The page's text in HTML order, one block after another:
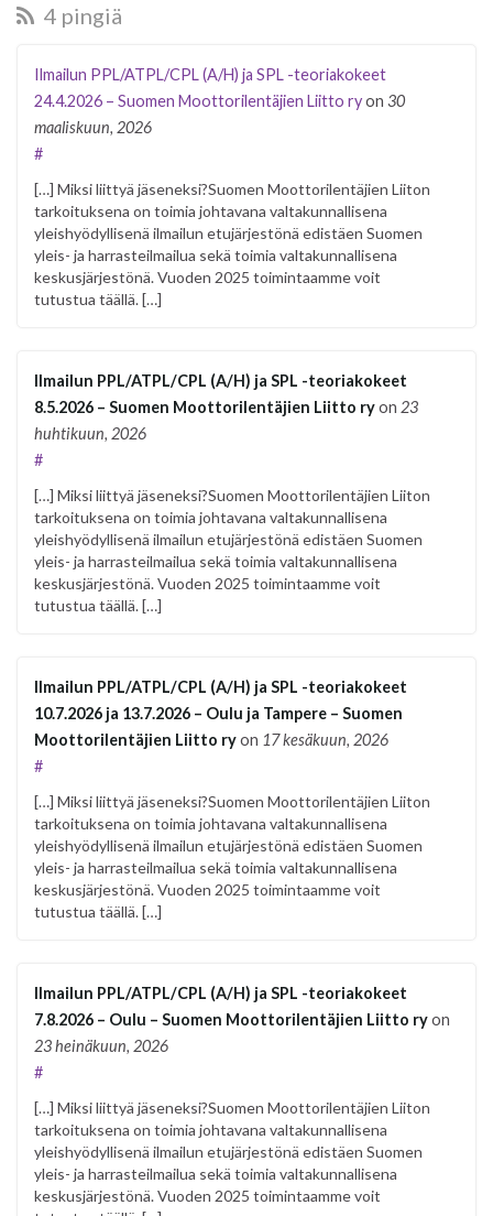
4 pingiä
Ilmailun PPL/ATPL/CPL (A/H) ja SPL -teoriakokeet
24.4.2026 – Suomen Moottorilentäjien Liitto ryon 30
maaliskuun, 2026
#
[…] Miksi liittyä jäseneksi?Suomen Moottorilentäjien Liiton
tarkoituksena on toimia johtavana valtakunnallisena
yleishyödyllisenä ilmailun etujärjestönä edistäen Suomen
yleis- ja harrasteilmailua sekä toimia valtakunnallisena
keskusjärjestönä. Vuoden 2025 toimintaamme voit
tutustua täällä. […]
Ilmailun PPL/ATPL/CPL (A/H) ja SPL -teoriakokeet
8.5.2026 – Suomen Moottorilentäjien Liitto ryon 23
huhtikuun, 2026
#
[…] Miksi liittyä jäseneksi?Suomen Moottorilentäjien Liiton
tarkoituksena on toimia johtavana valtakunnallisena
yleishyödyllisenä ilmailun etujärjestönä edistäen Suomen
yleis- ja harrasteilmailua sekä toimia valtakunnallisena
keskusjärjestönä. Vuoden 2025 toimintaamme voit
tutustua täällä. […]
Ilmailun PPL/ATPL/CPL (A/H) ja SPL -teoriakokeet
10.7.2026 ja 13.7.2026 – Oulu ja Tampere – Suomen
Moottorilentäjien Liitto ryon 17 kesäkuun, 2026
#
[…] Miksi liittyä jäseneksi?Suomen Moottorilentäjien Liiton
tarkoituksena on toimia johtavana valtakunnallisena
yleishyödyllisenä ilmailun etujärjestönä edistäen Suomen
yleis- ja harrasteilmailua sekä toimia valtakunnallisena
keskusjärjestönä. Vuoden 2025 toimintaamme voit
tutustua täällä. […]
Ilmailun PPL/ATPL/CPL (A/H) ja SPL -teoriakokeet
7.8.2026 – Oulu – Suomen Moottorilentäjien Liitto ryon
23 heinäkuun, 2026
#
[…] Miksi liittyä jäseneksi?Suomen Moottorilentäjien Liiton
tarkoituksena on toimia johtavana valtakunnallisena
yleishyödyllisenä ilmailun etujärjestönä edistäen Suomen
yleis- ja harrasteilmailua sekä toimia valtakunnallisena
keskusjärjestönä. Vuoden 2025 toimintaamme voit